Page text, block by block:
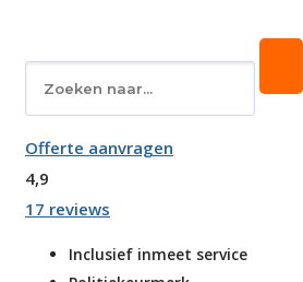
Offerte aanvragen
4,9
17 reviews
Inclusief inmeet service